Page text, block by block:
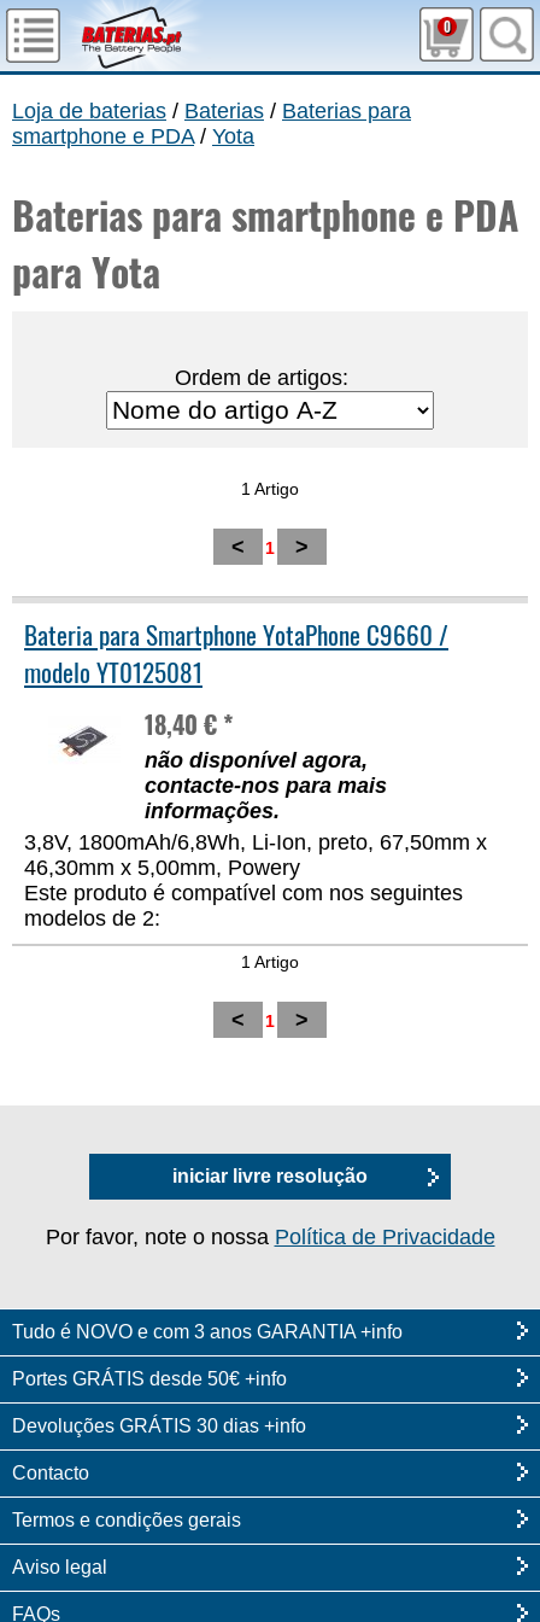
0
Loja de baterias / Baterias / Baterias para
smartphone e PDA/ Yota
Baterias para smartphone e PDA
para Yota
Ordem de artigos:
1 Artigo
< 1 >
Bateria para Smartphone YotaPhone C9660 /
modelo YT0125081
18,40 € *
não disponível agora,
contacte-nos para mais
informações.
3,8V, 1800mAh/6,8Wh, Li-Ion, preto, 67,50mm x
46,30mm x 5,00mm, Powery
Este produto é compatível com nos seguintes
modelos de 2:
1 Artigo
< 1 >
iniciar livre resolução
Por favor, note o nossa Política de Privacidade
Tudo é NOVO e com 3 anos GARANTIA +info
Portes GRÁTIS desde 50€ +info
Devoluções GRÁTIS 30 dias +info
Contacto
Termos e condições gerais
Aviso legal
FAQs